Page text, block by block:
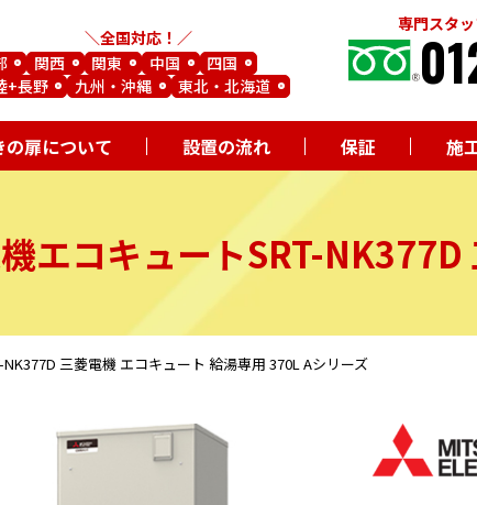
全国対応！
関西 関東 中国
四国
+長野
九州・沖縄 東北・北海道
専門スタ
の扉について 設置の流れ 保証 施
エコキュートSRT-NK377D
NK377D 三菱電機 エコキュート 給湯専用 370L Aシリーズ